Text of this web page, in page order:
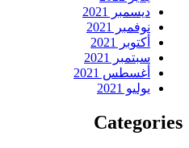
ديسمبر 2021
نوفمبر 2021
أكتوبر 2021
سبتمبر 2021
أغسطس 2021
يوليو 2021
Categories